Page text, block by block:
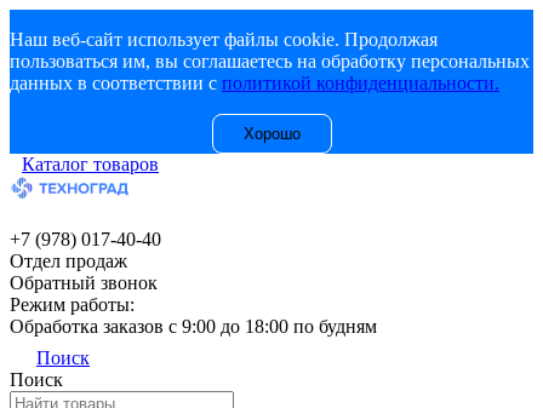
Наш веб-сайт использует файлы cookie. Продолжая
пользоваться им, вы соглашаетесь на обработку персональных
данных в соответствии с политикой конфиденциальности.
Хорошо
Каталог товаров
+7 (978) 017-40-40
Отдел продаж
Обратный звонок
Режим работы:
Обработка заказов с 9:00 до 18:00 по будням
Поиск
Поиск